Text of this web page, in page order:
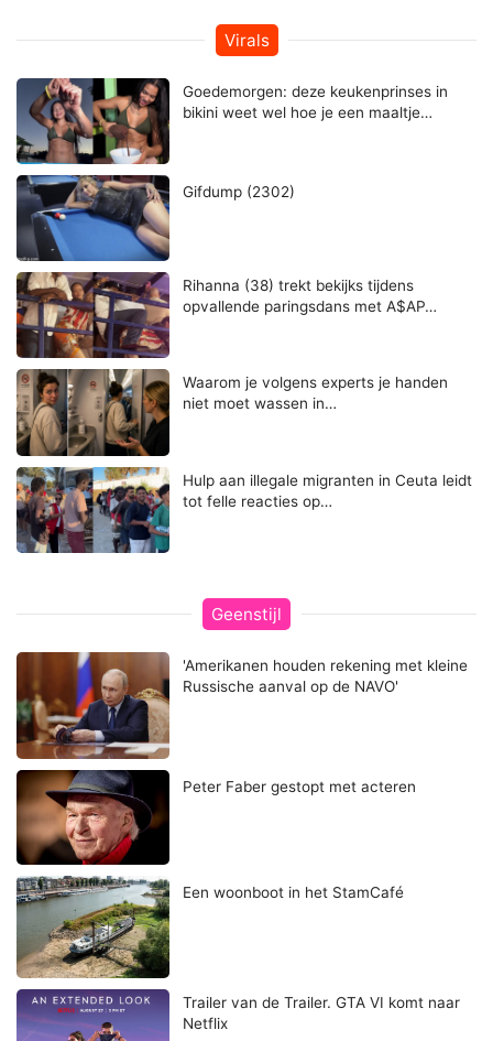
Virals
Goedemorgen: deze keukenprinses in
bikini weet wel hoe je een maaltje…
Gifdump (2302)
Rihanna (38) trekt bekijks tijdens
opvallende paringsdans met A$AP…
Waarom je volgens experts je handen
niet moet wassen in…
Hulp aan illegale migranten in Ceuta leidt
tot felle reacties op…
Geenstijl
'Amerikanen houden rekening met kleine
Russische aanval op de NAVO'
Peter Faber gestopt met acteren
Een woonboot in het StamCafé
Trailer van de Trailer. GTA VI komt naar
Netflix